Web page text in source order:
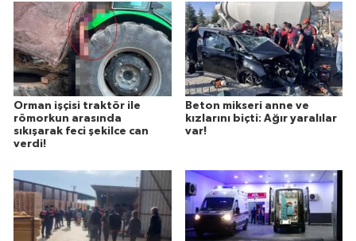
Orman işçisi traktör ile
römorkun arasında
sıkışarak feci şekilce can
verdi!
Beton mikseri anne ve
kızlarını biçti: Ağır yaralılar
var!